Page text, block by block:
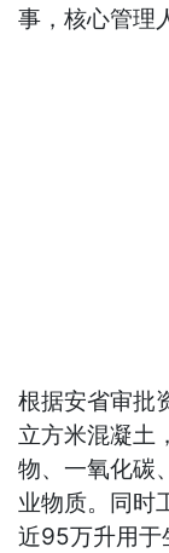
事，核心管理
根据安省审批
立方米混凝土
物、一氧化碳
业物质。同时
近95万升用于